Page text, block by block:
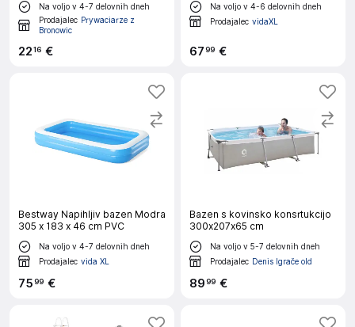
Na voljo v 4-7 delovnih dneh
Prodajalec Prywaciarze z
Bronowic
2216 €
Na voljo v 4-6 delovnih dneh
Prodajalec vidaXL
6799 €
Bestway Napihljiv bazen Modra
305 x 183 x 46 cm PVC
Na voljo v 4-7 delovnih dneh
Prodajalec vida XL
7599 €
Bazen s kovinsko konsrtukcijo
300x207x65 cm
Na voljo v 5-7 delovnih dneh
Prodajalec Denis Igrače old
8999 €